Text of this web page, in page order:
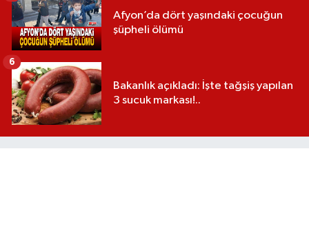
Afyon’da dört yaşındaki çocuğun
şüpheli ölümü
Bakanlık açıkladı: İşte tağşiş yapılan
3 sucuk markası!..
6